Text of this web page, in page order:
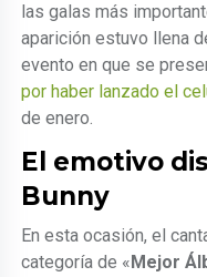
las galas más
aparición estuvo llena
evento en que se
por haber lanzado el
de enero.
El emotivo
Bunny
En esta ocasión, el
categoría de « Mejor